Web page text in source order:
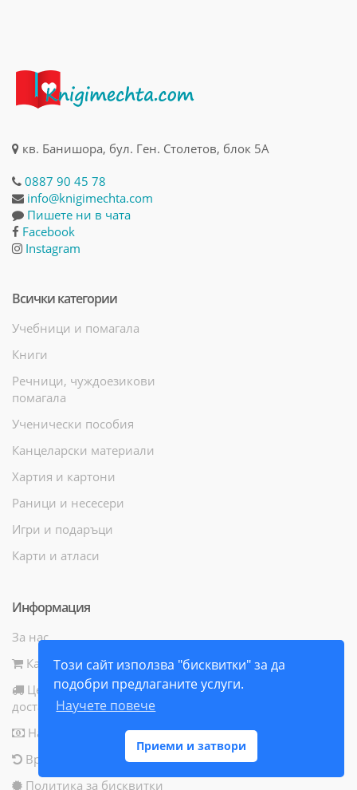
Този сайт използва "бисквитки" за да
подобри предлаганите услуги.
Научете повече
Приеми и затвори
кв. Банишора, бул. Ген. Столетов, блок 5А
0887 90 45 78
info@knigimechta.com
Пишете ни в чата
Facebook
Instagram
Всички категории
Учебници и помагала
Книги
Речници, чуждоезикови
помагала
Ученически пособия
Канцеларски материали
Хартия и картони
Раници и несесери
Игри и подаръци
Карти и атласи
Информация
За нас
Как да поръчам
Цени и начини за
доставка
Начини за плащане
Връщане на продукт
Политика за бисквитки